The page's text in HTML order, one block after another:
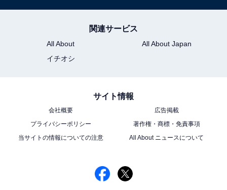
関連サービス
All About
All About Japan
イチオシ
サイト情報
会社概要
広告掲載
プライバシーポリシー
著作権・商標・免責事項
当サイトの情報についての注意
All About ニュースについて